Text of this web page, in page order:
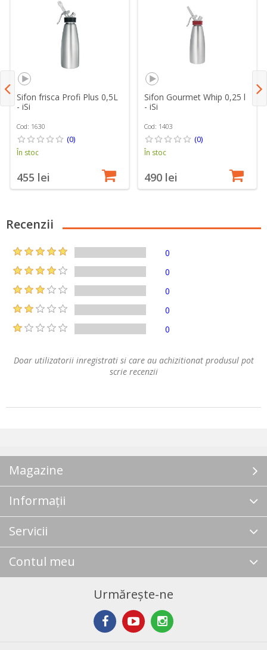
Sifon frisca Profi Plus 0,5L
- iSi
Cod: 1630
(0)
În stoc
455 lei
Sifon Gourmet Whip 0,25 l
- iSi
Cod: 1403
(0)
În stoc
490 lei
Recenzii
0
0
0
0
0
Doar utilizatorii inregistrati si care au achizitionat produsul pot
scrie recenzii
Magazine
Informații
Servicii
Contul meu
Urmărește-ne